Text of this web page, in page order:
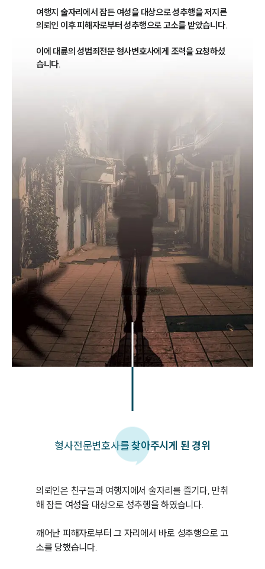
여행지 술자리에서 잠든 여성을 대상으로 성추행을 저지른
의뢰인 이후 피해자로부터 성추행으로 고소를 받았습니다.
이에 대륜의 성범죄전문 형사변호사에게 조력을 요청하셨
습니다.
형사전문변호사를찾아주시게 된 경위
의뢰인은 친구들과 여행지에서 술자리를 즐기다, 만취
해 잠든 여성을 대상으로 성추행을 하였습니다.
깨어난 피해자로부터 그 자리에서 바로 성추행으로 고
소를 당했습니다.